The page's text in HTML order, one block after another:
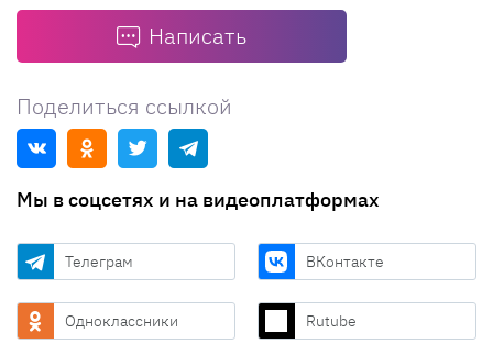
Написать
Поделиться ссылкой
Мы в соцсетях и на видеоплатформах
Телеграм ВКонтакте
Одноклассники Rutube